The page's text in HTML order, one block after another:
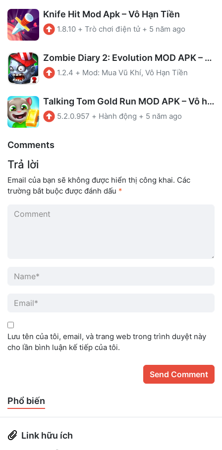
Knife Hit Mod Apk – Vô Hạn Tiền
1.8.10 + Trò chơi điện tử + 5 năm ago
Zombie Diary 2: Evolution MOD APK – Vô hạn tiền
1.2.4 + Mod: Mua Vũ Khí, Vô Hạn Tiền
Talking Tom Gold Run MOD APK – Vô hạn tiền
5.2.0.957 + Hành động + 5 năm ago
Comments
Trả lời
Email của bạn sẽ không được hiển thị công khai. Các
trường bắt buộc được đánh dấu *
Lưu tên của tôi, email, và trang web trong trình duyệt này
cho lần bình luận kế tiếp của tôi.
Phổ biến
Link hữu ích